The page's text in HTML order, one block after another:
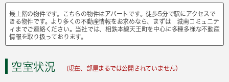
最上階の物件です。こちらの物件はアパートです。徒歩5分で駅にアクセスで
きる物件です。より多くの不動産情報をお求めなら、まずは 城南コミュニテ
ィまでご連絡ください。当社では、相鉄本線天王町を中心に多種多様な不動産
情報を取り扱っております。
空室状況 (現在、部屋まるでは公開されていません）